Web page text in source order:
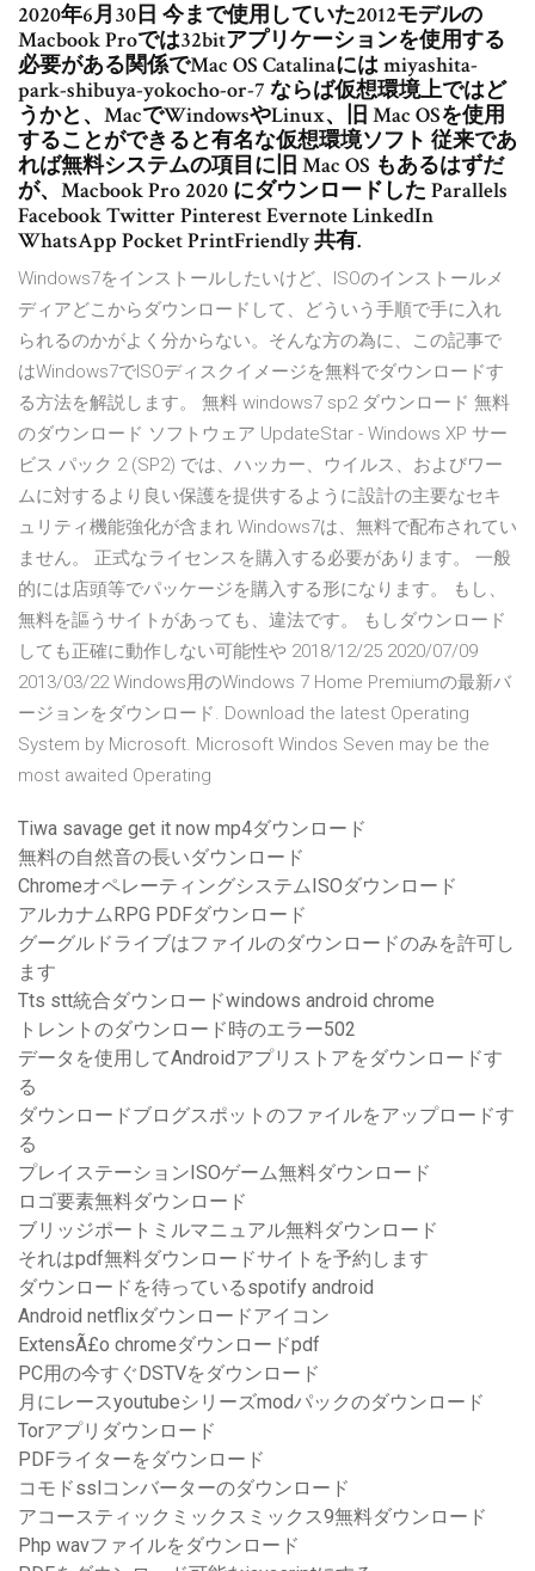
2020年6月30日 今まで使用していた2012モデルの
Macbook Proでは32bitアプリケーションを使用する
必要がある関係でMac OS Catalinaには miyashita-
park-shibuya-yokocho-or-7 ならば仮想環境上ではど
うかと、MacでWindowsやLinux、旧 Mac OSを使用
することができると有名な仮想環境ソフト 従来であ
れば無料システムの項目に旧 Mac OS もあるはずだ
が、Macbook Pro 2020 にダウンロードした Parallels
Facebook Twitter Pinterest Evernote LinkedIn
WhatsApp Pocket PrintFriendly 共有.
Windows7をインストールしたいけど、ISOのインストールメ
ディアどこからダウンロードして、どういう手順で手に入れ
られるのかがよく分からない。そんな方の為に、この記事で
はWindows7でISOディスクイメージを無料でダウンロードす
る方法を解説します。 無料 windows7 sp2 ダウンロード 無料
のダウンロード ソフトウェア UpdateStar - Windows XP サー
ビス パック 2 (SP2) では、ハッカー、ウイルス、およびワー
ムに対するより良い保護を提供するように設計の主要なセキ
ュリティ機能強化が含まれ Windows7は、無料で配布されてい
ません。 正式なライセンスを購入する必要があります。 一般
的には店頭等でパッケージを購入する形になります。 もし、
無料を謳うサイトがあっても、違法です。 もしダウンロード
しても正確に動作しない可能性や 2018/12/25 2020/07/09
2013/03/22 Windows用のWindows 7 Home Premiumの最新バ
ージョンをダウンロード. Download the latest Operating
System by Microsoft. Microsoft Windos Seven may be the
most awaited Operating
Tiwa savage get it now mp4ダウンロード
無料の自然音の長いダウンロード
ChromeオペレーティングシステムISOダウンロード
アルカナムRPG PDFダウンロード
グーグルドライブはファイルのダウンロードのみを許可し
ます
Tts stt統合ダウンロードwindows android chrome
トレントのダウンロード時のエラー502
データを使用してAndroidアプリストアをダウンロードす
る
ダウンロードブログスポットのファイルをアップロードす
る
プレイステーションISOゲーム無料ダウンロード
ロゴ要素無料ダウンロード
ブリッジポートミルマニュアル無料ダウンロード
それはpdf無料ダウンロードサイトを予約します
ダウンロードを待っているspotify android
Android netflixダウンロードアイコン
ExtensÃ£o chromeダウンロードpdf
PC用の今すぐDSTVをダウンロード
月にレースyoutubeシリーズmodパックのダウンロード
Torアプリダウンロード
PDFライターをダウンロード
コモドsslコンバーターのダウンロード
アコースティックミックスミックス9無料ダウンロード
Php wavファイルをダウンロード